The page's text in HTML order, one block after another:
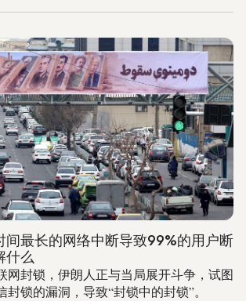
间最长的网络中断导致99%的用户断
什么
网封锁，伊朗人正与当局展开斗争，试图
锁的漏洞，导致“封锁中的封锁”。